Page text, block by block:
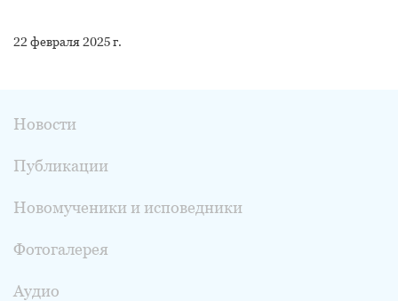
22 февраля 2025 г.
Новости
Публикации
Новомученики и исповедники
Фотогалерея
Аудио